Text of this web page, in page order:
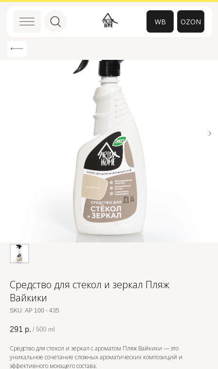
WB
Средство для стекол и зеркал Пляж
Вайкики
SKU: АР 100 - 435
291 р. / 500 ml
Средство для стекол и зеркал с ароматом Пляж Вайкики — это
уникальное сочетание сложных ароматических композиций и
эффективного моющего состава.